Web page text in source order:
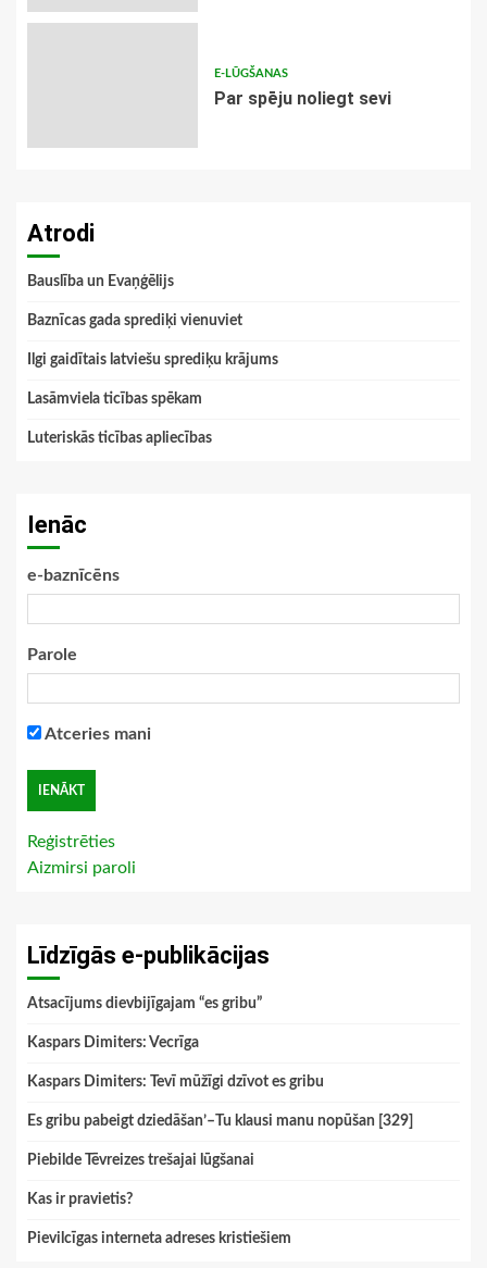
E-LŪGŠANAS
Par spēju noliegt sevi
Atrodi
Bauslība un Evaņģēlijs
Baznīcas gada sprediķi vienuviet
Ilgi gaidītais latviešu sprediķu krājums
Lasāmviela ticības spēkam
Luteriskās ticības apliecības
Ienāc
e-baznīcēns
Parole
Atceries mani
Reģistrēties
Aizmirsi paroli
Līdzīgās e-publikācijas
Atsacījums dievbijīgajam “es gribu”
Kaspars Dimiters: Vecrīga
Kaspars Dimiters: Tevī mūžīgi dzīvot es gribu
Es gribu pabeigt dziedāšan’–Tu klausi manu nopūšan [329]
Piebilde Tēvreizes trešajai lūgšanai
Kas ir pravietis?
Pievilcīgas interneta adreses kristiešiem